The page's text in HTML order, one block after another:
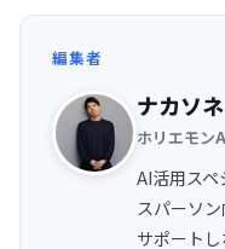
編集者
ナカソネ
ホリエモン
AI活用ス
スパーソ
サポート